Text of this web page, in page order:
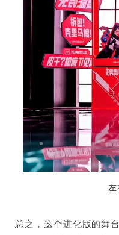
左
总之，这个进化版的舞